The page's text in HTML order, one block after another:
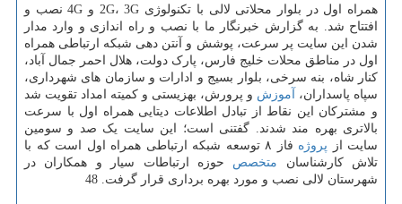
همراه اول در بلوار محلاتی لالی با تکنولوژی 2G، 3G و 4G نصب و
افتتاح شد. به گزارش خبرنگار ما با نصب و راه اندازی و وارد مدار
شدن این سایت پر سرعت، پوشش و آنتن دهی شبکه ارتباطی همراه
اول در مناطق محلات خلیج فارس، پارک دولت، هلال احمر جمال آباد،
کنار شاه، بنه سرخی، بلوار بسیج و ادارات و سازمان های شهرداری،
سپاه پاسداران، آموزش و پرورش، بهزیستی و کمیته امداد تقویت شد
و مشترکان این نقاط از تبادل اطلاعات دیتایی همراه اول با سرعت
بالاتری بهره مند شدند. گفتنی است؛ این سایت یک صد و سومین
سایت از پروژه
فاز ۸ توسعه شبکه ارتباطی همراه اول است که با
تلاش کارشناسان متخصص حوزه ارتباطات سیار و همکاران در
شهرستان لالی نصب و مورد بهره برداری قرار گرفت. 48